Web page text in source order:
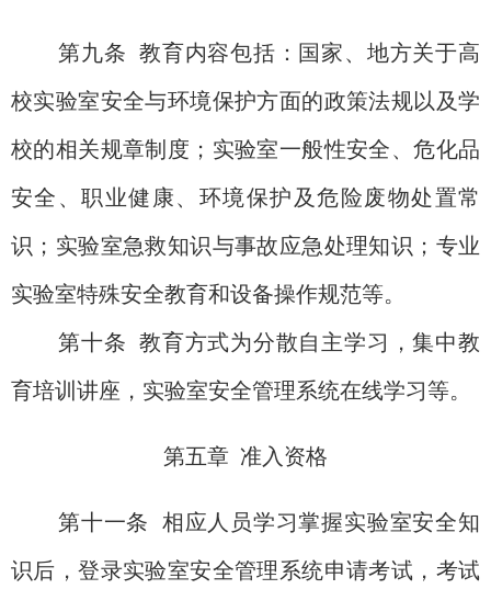
第九条 教育内容包括：国家、地方关于高
校实验室安全与环境保护方面的政策法规以及学
校的相关规章制度；实验室一般性安全、危化品
安全、职业健康、环境保护及危险废物处置常
识；实验室急救知识与事故应急处理知识；专业
实验室特殊安全教育和设备操作规范等。
第十条 教育方式为分散自主学习，集中教
育培训讲座，实验室安全管理系统在线学习等。
第五章 准入资格
第十一条
相应人员学习掌握实验室安全知
识后，登录实验室安全管理系统申请考试，考试